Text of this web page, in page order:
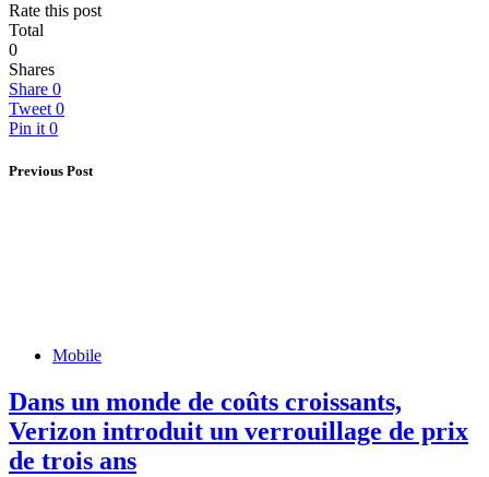
Rate this post
Total
0
Shares
Share 0
Tweet 0
Pin it 0
Previous Post
Mobile
Dans un monde de coûts croissants,
Verizon introduit un verrouillage de prix
de trois ans